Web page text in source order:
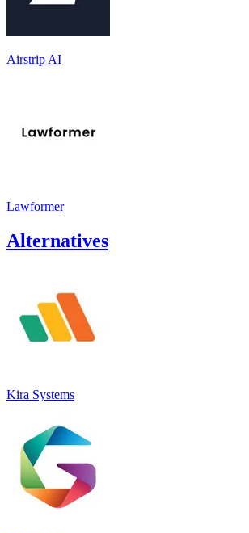
Airstrip AI
Lawformer
Alternatives
Kira Systems